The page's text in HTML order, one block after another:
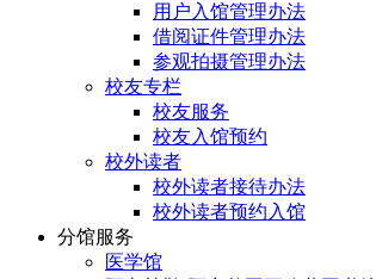
用户入馆管理办法
借阅证件管理办法
参观拍摄管理办法
校友专栏
校友服务
校友入馆预约
校外读者
校外读者接待办法
校外读者预约入馆
分馆服务
医学馆